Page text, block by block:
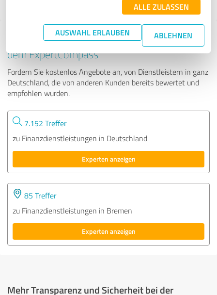
ALLE ZULASSEN
AUSWAHL ERLAUBEN ABLEHNEN
Tipp: Die passenden Experten finden - mit
dem ExpertCompass
Fordern Sie kostenlos Angebote an, von Dienstleistern in ganz
Deutschland, die von anderen Kunden bereits bewertet und
empfohlen wurden.
7.152 Treffer
zu Finanzdienstleistungen in Deutschland
Experten anzeigen
85 Treffer
zu Finanzdienstleistungen in Bremen
Experten anzeigen
Mehr Transparenz und Sicherheit bei der